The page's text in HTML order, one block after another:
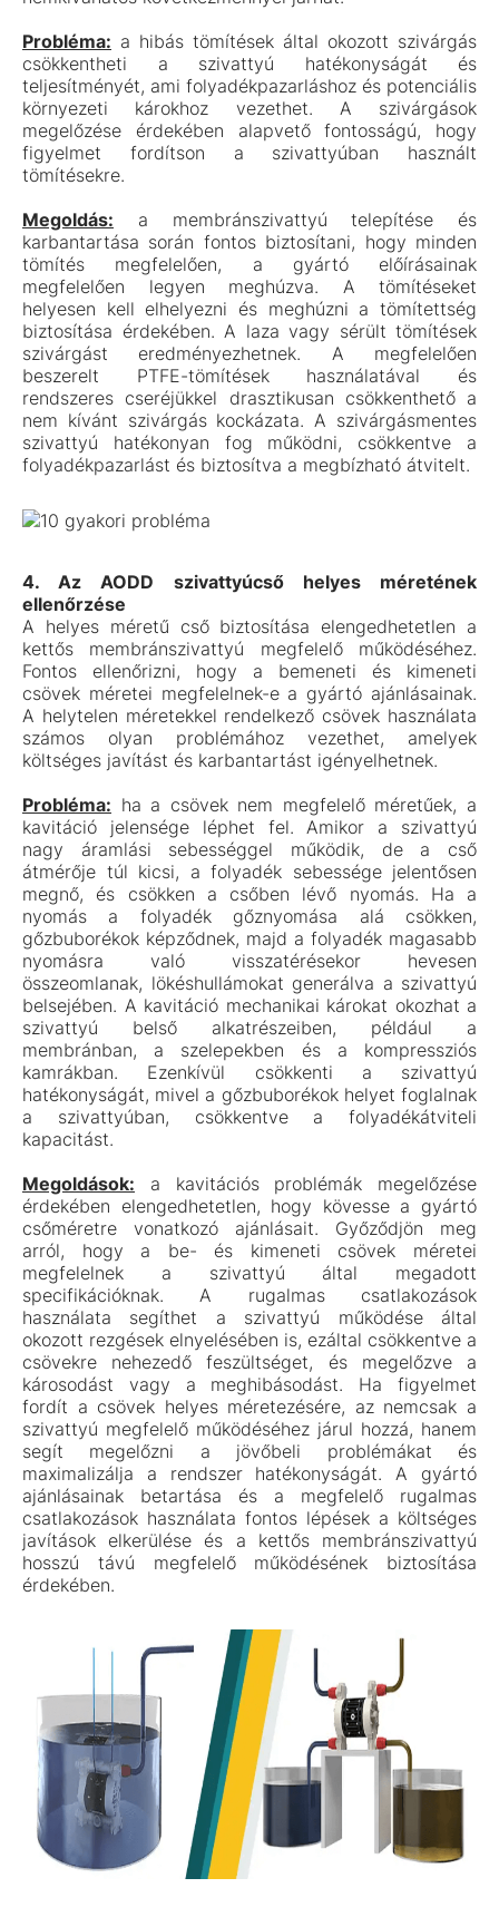
Probléma: a hibás tömítések által okozott szivárgás
csökkentheti a szivattyú hatékonyságát és
teljesítményét, ami folyadékpazarláshoz és potenciális
környezeti károkhoz vezethet. A szivárgások
megelőzése érdekében alapvető fontosságú, hogy
figyelmet fordítson a szivattyúban használt
tömítésekre.
Megoldás: a membránszivattyú telepítése és
karbantartása során fontos biztosítani, hogy minden
tömítés megfelelően, a gyártó előírásainak
megfelelően legyen meghúzva. A tömítéseket
helyesen kell elhelyezni és meghúzni a tömítettség
biztosítása érdekében. A laza vagy sérült tömítések
szivárgást eredményezhetnek. A megfelelően
beszerelt PTFE-tömítések használatával és
rendszeres cseréjükkel drasztikusan csökkenthető a
nem kívánt szivárgás kockázata. A szivárgásmentes
szivattyú hatékonyan fog működni, csökkentve a
folyadékpazarlást és biztosítva a megbízható átvitelt.
4. Az AODD szivattyúcső helyes méretének
ellenőrzése
A helyes méretű cső biztosítása elengedhetetlen a
kettős membránszivattyú megfelelő működéséhez.
Fontos ellenőrizni, hogy a bemeneti és kimeneti
csövek méretei megfelelnek-e a gyártó ajánlásainak.
A helytelen méretekkel rendelkező csövek használata
számos olyan problémához vezethet, amelyek
költséges javítást és karbantartást igényelhetnek.
Probléma: ha a csövek nem megfelelő méretűek, a
kavitáció jelensége léphet fel. Amikor a szivattyú
nagy áramlási sebességgel működik, de a cső
átmérője túl kicsi, a folyadék sebessége jelentősen
megnő, és csökken a csőben lévő nyomás. Ha a
nyomás a folyadék gőznyomása alá csökken,
gőzbuborékok képződnek, majd a folyadék magasabb
nyomásra való visszatérésekor hevesen
összeomlanak, lökéshullámokat generálva a szivattyú
belsejében. A kavitáció mechanikai károkat okozhat a
szivattyú belső alkatrészeiben, például a
membránban, a szelepekben és a kompressziós
kamrákban. Ezenkívül csökkenti a szivattyú
hatékonyságát, mivel a gőzbuborékok helyet foglalnak
a szivattyúban, csökkentve a folyadékátviteli
kapacitást.
Megoldások: a kavitációs problémák megelőzése
érdekében elengedhetetlen, hogy kövesse a gyártó
csőméretre vonatkozó ajánlásait. Győződjön meg
arról, hogy a be- és kimeneti csövek méretei
megfelelnek a szivattyú által megadott
specifikációknak. A rugalmas csatlakozások
használata segíthet a szivattyú működése által
okozott rezgések elnyelésében is, ezáltal csökkentve a
csövekre nehezedő feszültséget, és megelőzve a
károsodást vagy a meghibásodást. Ha figyelmet
fordít a csövek helyes méretezésére, az nemcsak a
szivattyú megfelelő működéséhez járul hozzá, hanem
segít megelőzni a jövőbeli problémákat és
maximalizálja a rendszer hatékonyságát. A gyártó
ajánlásainak betartása és a megfelelő rugalmas
csatlakozások használata fontos lépések a költséges
javítások elkerülése és a kettős membránszivattyú
hosszú távú megfelelő működésének biztosítása
érdekében.